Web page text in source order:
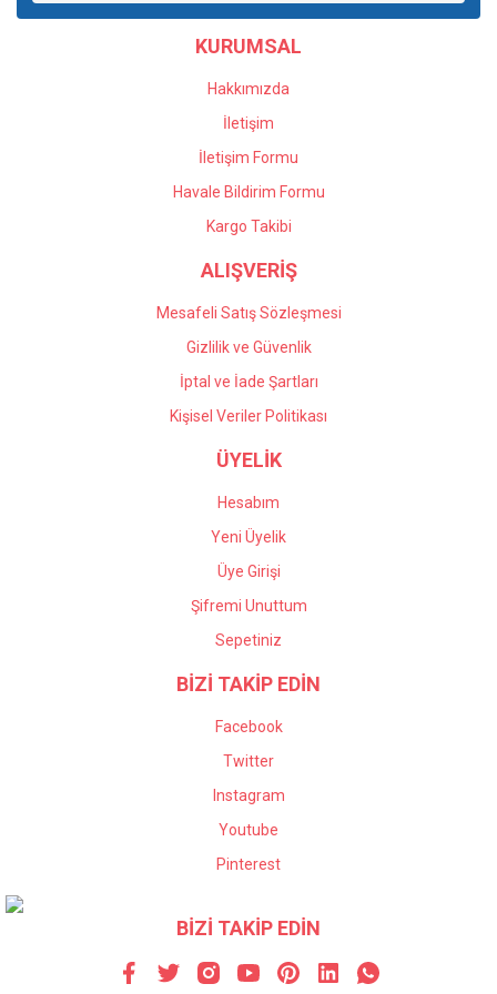
Ürün bilgilerinde hatalar bulunuyor.
Ürün fiyatı diğer sitelerden daha pahalı.
Gönder
KURUMSAL
Hakkımızda
İletişim
İletişim Formu
Havale Bildirim Formu
Kargo Takibi
ALIŞVERİŞ
Mesafeli Satış Sözleşmesi
Gizlilik ve Güvenlik
İptal ve İade Şartları
Kişisel Veriler Politikası
ÜYELİK
Hesabım
Yeni Üyelik
Üye Girişi
Şifremi Unuttum
Sepetiniz
BİZİ TAKİP EDİN
Facebook
Twitter
Instagram
Youtube
Pinterest
BİZİ TAKİP EDİN